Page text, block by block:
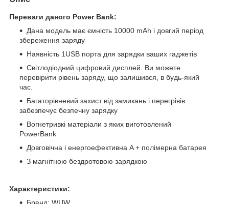
Переваги даного Power Bank:
Дана модель має ємність 10000 mAh і довгий період
збереження заряду
Наявність 1USB порта для зарядки ваших гаджетів
Світлодіодний цифровий дисплей. Ви можете
перевірити рівень заряду, що залишився, в будь-який
час.
Багаторівневий захист від замикань і перегрівів
забезпечує безпечну зарядку
Вогнетривкі матеріали з яких виготовлений
PowerBank
Довговічна і енергоефективна A + полімерна батарея
З магнітною бездротовою зарядкою
Характеристики:
Бренд: WUW